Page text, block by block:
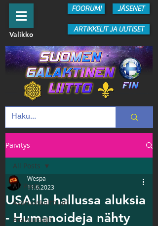
JÄSENET
FOORUMI
Valikko
ARTIKKELIT JA UUTISET
Päivitys
All Posts
Avaruuskulttuuri
Avaruuslajit
All Posts
USA:lla hallussa aluksia
- Humanoideja nähty
Wespa
11.6.2023